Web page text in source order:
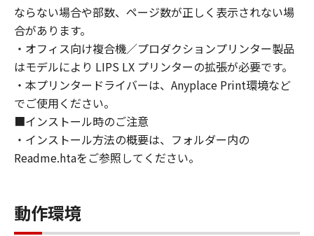
5. EXPORT CONTROL
You agree to comply with all export laws and
restrictions and regulations of the country
involved, and not to export or re-export,
directly or indirectly, the SOFTWARE in
violation of any such laws, restrictions and
regulations, or without all necessary
approvals.
6. SUPPORT AND UPDATE
NEITHER CANON, CANON'S SUBSIDIARIES OR
RESPONSIBLE FOR MAINTAINING OR
HELPING YOU TO USE THE SOFTWARE, OR
ならない場合や部数、ページ数が正しく表示されない場
合があります。
・オフィス向け複合機／プロダクションプリンター製品
はモデルにより LIPS LX プリンターの拡張が必要です。
・本プリンタードライバーは、Anyplace Print環境など
でご使用ください。
■インストール時のご注意
・インストール方法の概要は、フォルダー内の
Readme.htaをご参照してください。
動作環境